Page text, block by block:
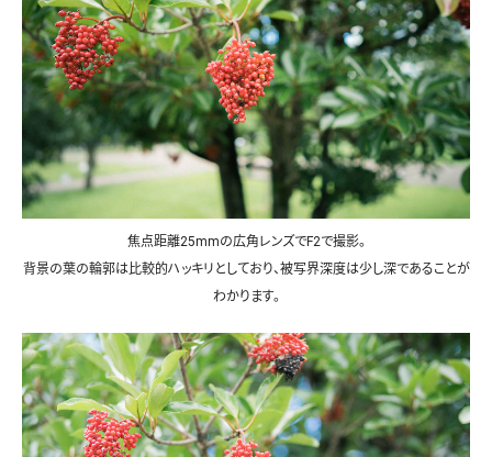
焦点距離25mmの広角レンズでF2で撮影。
背景の葉の輪郭は比較的ハッキリとしており、被写界深度は少し深であることが
わかります。